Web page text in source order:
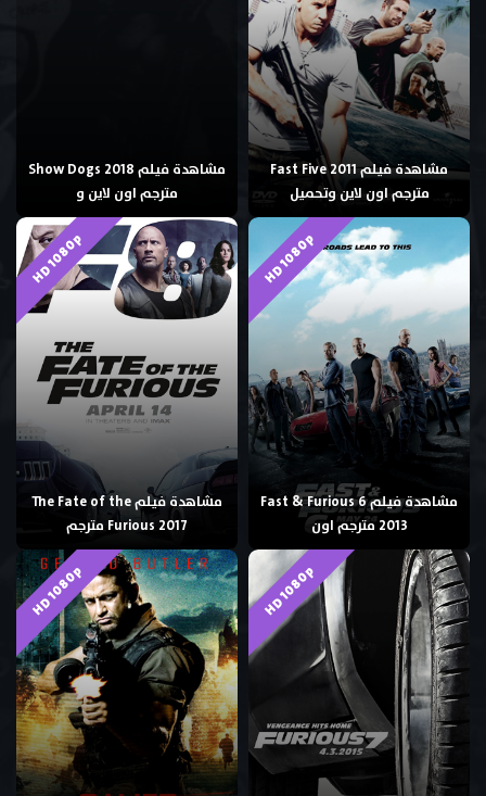
مشاهدة فيلم Fast Five 2011
مترجم اون لاين وتحميل
مشاهدة فيلم Show Dogs 2018
مترجم اون لاين و
HD 1080p
مشاهدة فيلم Fast & Furious 6
2013 مترجم اون
HD 1080p
مشاهدة فيلم The Fate of the
Furious 2017 مترجم
HD 1080p
HD 1080p